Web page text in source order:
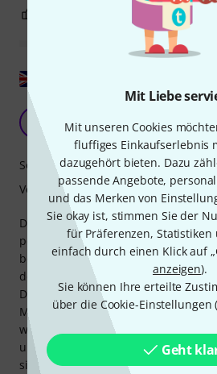
Mit Liebe
Mit unseren Cookies
fluffiges Einkaufserlebnis
dazugehört bieten. Dazu
passende Angebote,
und das Merken von
Sie okay ist, stimmen Sie der
für Präferenzen,
einfach durch einen Klick auf
anzeigen).
Sie können Ihre erteilte
über die Cookie-Einstellungen (
Geht
BEWERTUNG
M
Michael8655
Dies ist der beste Dämpfer, den ich
perfekt konstruiert und gefertigt.
beiliegt, habe ich um Hilfe gebeten
der montierten Version erhalten,
Der einzige Nachteil ist, dass er nicht
Metall-Snare mit mittiger
werden kann, da außen eine flache
und der Dämpfer genau dort in der
sich die Leiste befindet, montiert
Soundverhalten
Verarbeitung